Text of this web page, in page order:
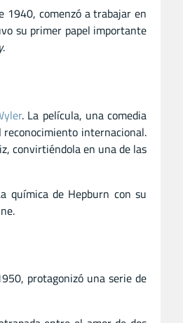
1940, comenzó a trabajar en
su primer papel importante
.
. La película, una comedia
internacional.
convirtiéndola en una de las
química de Hepburn con su
protagonizó una serie de